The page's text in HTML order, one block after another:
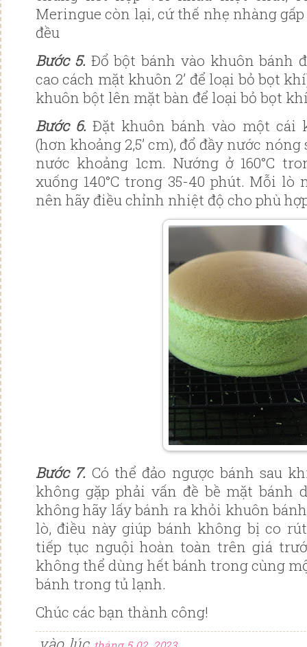
Meringue còn lại, cứ thế nhẹ nhàng
đều
Bước 5. Đổ bột bánh vào khuôn bánh
cao cách mặt khuôn 2’ để loại bỏ bọt
khuôn bột lên mặt bàn để loại bỏ bọt
Bước 6.Đặt khuôn bánh vào một cái
(hơn khoảng 2,5’ cm), đổ đầy nước
nước khoảng 1cm. Nướng ở 160°C
xuống 140°C trong 35-40 phút. Mỗi lò
nên hãy điều chỉnh nhiệt độ cho phù
Bước 7. Có thể đảo ngược bánh sau
không gặp phải vấn đề bề mặt bánh
không hãy lấy bánh ra khỏi khuôn
lò, điều này giúp bánh không bị co
tiếp tục nguội hoàn toàn trên giá
không thể dùng hết bánh trong cùng
bánh trong tủ lạnh.
Chúc các bạn thành công!